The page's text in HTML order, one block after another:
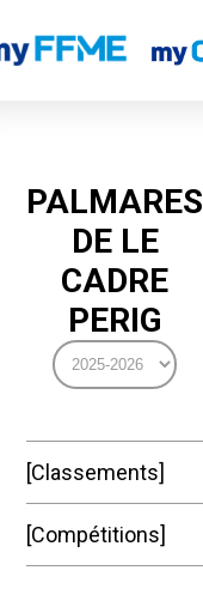
Classements
PALMARES
DE LE
CADRE
PERIG
Classements
Compétitions